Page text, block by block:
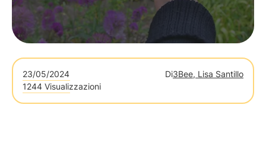
23/05/2024 Di3Bee, Lisa Santillo
1244 Visualizzazioni